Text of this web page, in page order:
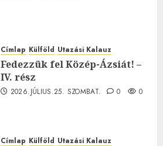
Címlap Külföld Utazási Kalauz
Fedezzük fel Közép-Ázsiát! –
IV. rész
2026.JÚLIUS.25. SZOMBAT. 0 0
Címlap Külföld Utazási Kalauz